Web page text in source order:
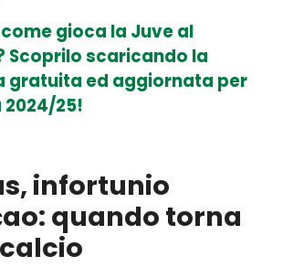
gioca la Juve al
Scoprilo scaricando la
gratuita ed aggiornata per
2024/25!
infortunio
quando torna